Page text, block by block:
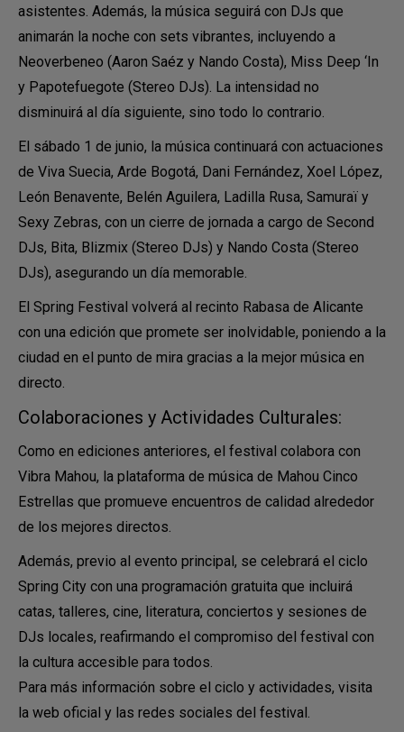
asistentes. Además, la música seguirá con DJs que
animarán la noche con sets vibrantes, incluyendo a
Neoverbeneo (Aaron Saéz y Nando Costa), Miss Deep ‘In
y Papotefuegote (Stereo DJs). La intensidad no
disminuirá al día siguiente, sino todo lo contrario.
El sábado 1 de junio, la música continuará con actuaciones
de Viva Suecia, Arde Bogotá, Dani Fernández, Xoel López,
León Benavente, Belén Aguilera, Ladilla Rusa, Samuraï y
Sexy Zebras, con un cierre de jornada a cargo de Second
DJs, Bita, Blizmix (Stereo DJs) y Nando Costa (Stereo
DJs), asegurando un día memorable.
El Spring Festival volverá al recinto Rabasa de Alicante
con una edición que promete ser inolvidable, poniendo a la
ciudad en el punto de mira gracias a la mejor música en
directo.
Colaboraciones y Actividades Culturales:
Como en ediciones anteriores, el festival colabora con
Vibra Mahou, la plataforma de música de Mahou Cinco
Estrellas que promueve encuentros de calidad alrededor
de los mejores directos.
Además, previo al evento principal, se celebrará el ciclo
Spring City con una programación gratuita que incluirá
catas, talleres, cine, literatura, conciertos y sesiones de
DJs locales, reafirmando el compromiso del festival con
la cultura accesible para todos.
Para más información sobre el ciclo y actividades, visita
la web oficial y las redes sociales del festival.